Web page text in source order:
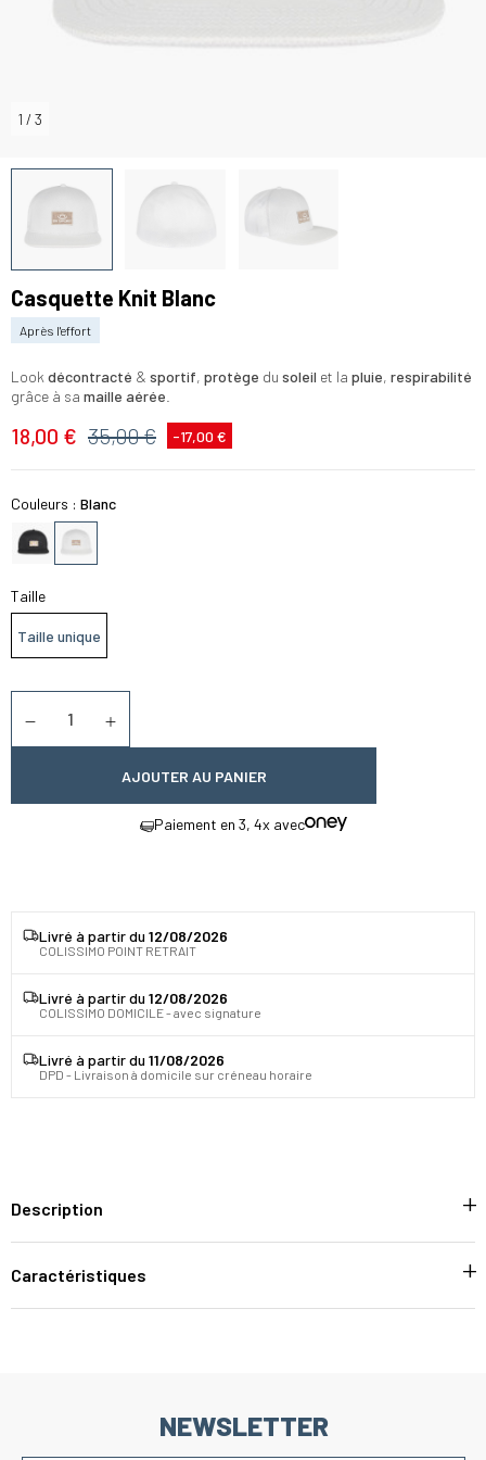
1 / 3
Casquette Knit Blanc
Après l'effort
Look décontracté & sportif, protège du soleil et la pluie, respirabilité
grâce à sa maille aérée
18,00 € 35,00 € -17,00 €
Couleurs : Blanc
Taille
Taille unique
AJOUTER AU PANIER
Paiement en 3, 4x avec
Livré à partir du 12/08/2026
COLISSIMO POINT RETRAIT
Livré à partir du 12/08/2026
COLISSIMO DOMICILE - avec signature
Livré à partir du 11/08/2026
DPD - Livraison à domicile sur créneau horaire
Description
Caractéristiques
NEWSLETTER